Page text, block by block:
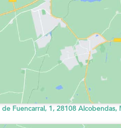
de Fuencarral, 1, 28108